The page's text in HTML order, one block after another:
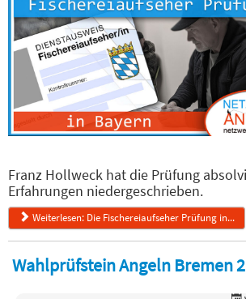
Franz Hollweck hat die Prüfung
Erfahrungen niedergeschrieben.
Weiterlesen: Die Fischereiaufseher Prüfung in...
Wahlprüfstein Angeln Bremen